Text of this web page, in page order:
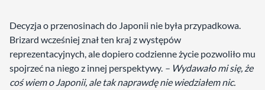
Decyzja o przenosinach do Japonii nie była przypadkowa.
Brizard wcześniej znał ten kraj z występów
reprezentacyjnych, ale dopiero codzienne życie pozwoliło mu
spojrzeć na niego z innej perspektywy. – Wydawało mi się, że
coś wiem o Japonii, ale tak naprawdę nie wiedziałem nic.